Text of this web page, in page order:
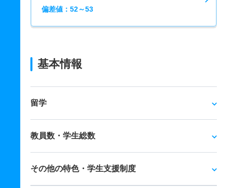
偏差値：52～53
基本情報
留学
教員数・学生総数
その他の特色・学生支援制度